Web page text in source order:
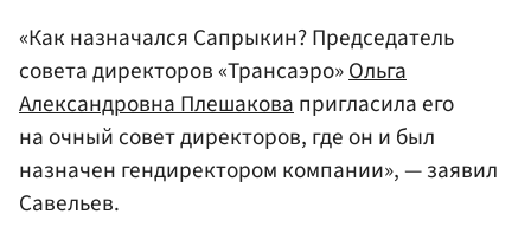
«Как назначался Сапрыкин? Председатель
совета директоров «Трансаэро»Ольга
Александровна Плешаковапригласила его
на очный совет директоров, где он и был
назначен гендиректором компании», — заявил
Савельев.